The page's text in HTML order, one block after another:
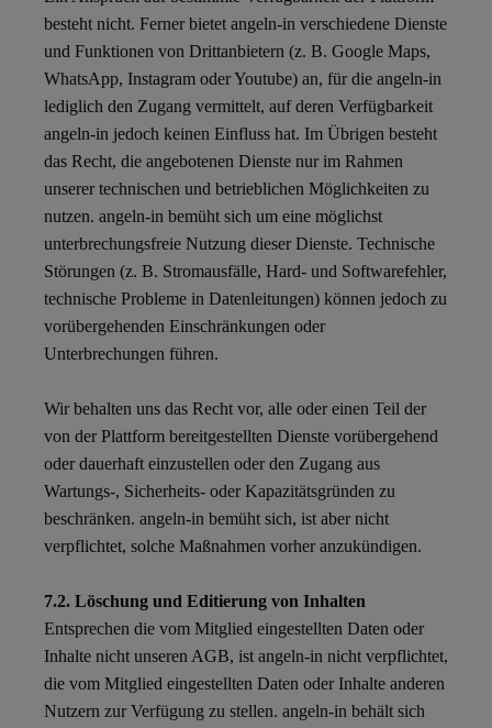
besteht nicht. Ferner bietet angeln-in verschiedene Dienste
und Funktionen von Drittanbietern (z. B. Google Maps,
WhatsApp, Instagram oder Youtube) an, für die angeln-in
lediglich den Zugang vermittelt, auf deren Verfügbarkeit
angeln-in jedoch keinen Einfluss hat. Im Übrigen besteht
das Recht, die angebotenen Dienste nur im Rahmen
unserer technischen und betrieblichen Möglichkeiten zu
nutzen. angeln-in bemüht sich um eine möglichst
unterbrechungsfreie Nutzung dieser Dienste. Technische
Störungen (z. B. Stromausfälle, Hard- und Softwarefehler,
technische Probleme in Datenleitungen) können jedoch zu
vorübergehenden Einschränkungen oder
Unterbrechungen führen.
Wir behalten uns das Recht vor, alle oder einen Teil der
von der Plattform bereitgestellten Dienste vorübergehend
oder dauerhaft einzustellen oder den Zugang aus
Wartungs-, Sicherheits- oder Kapazitätsgründen zu
beschränken. angeln-in bemüht sich, ist aber nicht
verpflichtet, solche Maßnahmen vorher anzukündigen.
7.2. Löschung und Editierung von Inhalten
Entsprechen die vom Mitglied eingestellten Daten oder
Inhalte nicht unseren AGB, ist angeln-in nicht verpflichtet,
die vom Mitglied eingestellten Daten oder Inhalte anderen
Nutzern zur Verfügung zu stellen. angeln-in behält sich